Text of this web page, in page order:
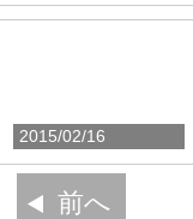
2015/02/16
前へ